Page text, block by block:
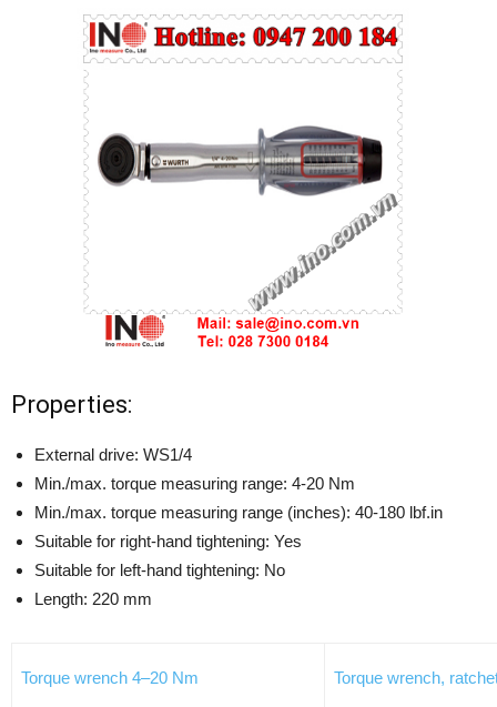
Properties:
External drive: WS1/4
Min./max. torque measuring range: 4-20 Nm
Min./max. torque measuring range (inches): 40-180 lbf.in
Suitable for right-hand tightening: Yes
Suitable for left-hand tightening: No
Length: 220 mm
Torque wrench 4–20 Nm Torque wrench,